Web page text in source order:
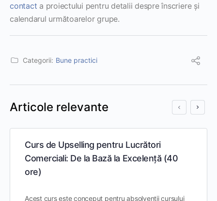
contact a proiectului pentru detalii despre înscriere și
calendarul următoarelor grupe.
Categorii: Bune practici
Articole relevante
Curs de Upselling pentru Lucrători
Comerciali: De la Bază la Excelență (40
ore)
Acest curs este conceput pentru absolvenții cursului